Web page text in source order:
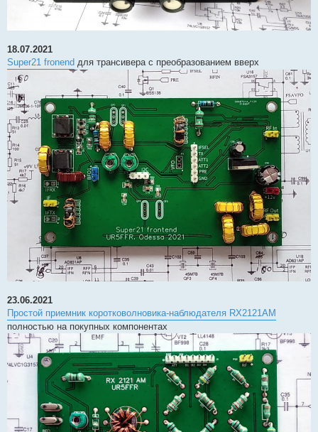
18.07.2021
Super21 fronend для трансивера с преобразованием вверх
23.06.2021
Простой приемник коротковолновика-наблюдателя RX2121AM
полностью на покупных компонентах